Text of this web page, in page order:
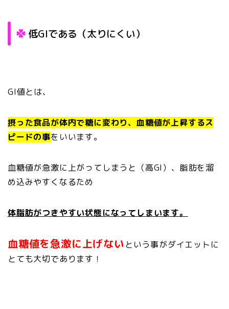
低GIである（太りにくい）
GI値とは、
摂った食品が体内で糖に変わり、血糖値が上昇するス
ピードの事をいいます。
血糖値が急激に上がってしまうと（高GI）、脂肪を溜
め込みやすくなるため
体脂肪がつきやすい状態になってしまいます。
血糖値を急激に上げない という事がダイエットに
とても大切であります！